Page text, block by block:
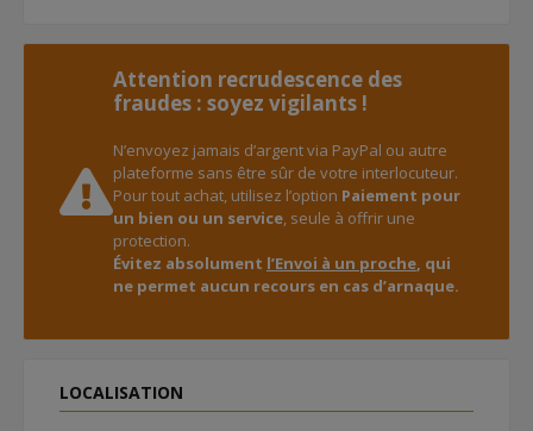
Attention recrudescence des
fraudes : soyez vigilants !
N’envoyez jamais d’argent via PayPal ou autre
plateforme sans être sûr de votre interlocuteur.
Pour tout achat, utilisez l’option Paiement pour
un bien ou un service, seule à offrir une
protection.
Évitez absolument l’Envoi à un proche, qui
ne permet aucun recours en cas d’arnaque.
LOCALISATION